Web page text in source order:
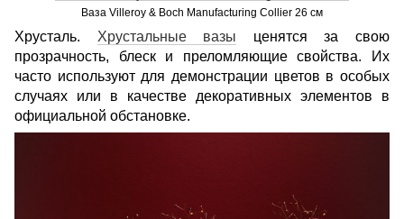
Ваза Villeroy & Boch Manufacturing Collier 26 см
Хрусталь. Хрустальные вазы ценятся за свою
прозрачность, блеск и преломляющие свойства. Их
часто используют для демонстрации цветов в особых
случаях или в качестве декоративных элементов в
официальной обстановке.